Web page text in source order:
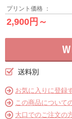
プリント価格 ：
2,900円～
お気に入りに登録
この商品について
大口でのご注文の